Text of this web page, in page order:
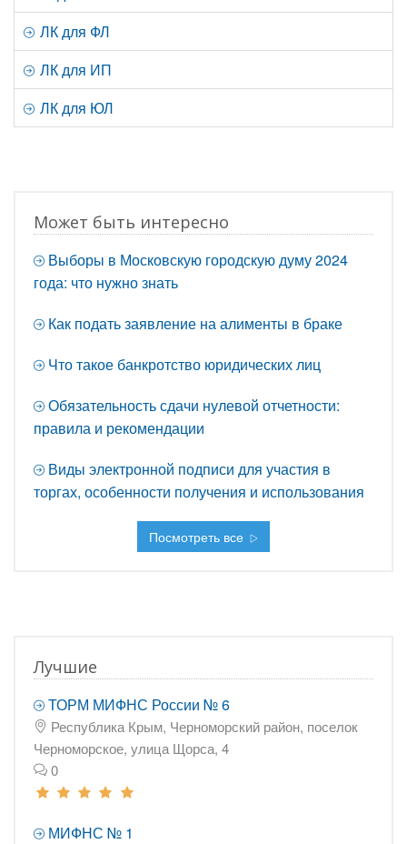
ЛК для ФЛ
ЛК для ИП
ЛК для ЮЛ
Может быть интересно
Выборы в Московскую городскую думу 2024
года: что нужно знать
Как подать заявление на алименты в браке
Что такое банкротство юридических лиц
Обязательность сдачи нулевой отчетности:
правила и рекомендации
Виды электронной подписи для участия в
торгах, особенности получения и использования
Посмотреть все
Лучшие
ТОРМ МИФНС России № 6
Республика Крым, Черноморский район, поселок
Черноморское, улица Щорса, 4
0
МИФНС № 1